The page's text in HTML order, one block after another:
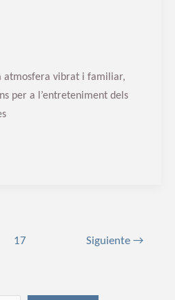
atmosfera vibrat i familiar,
per a l’entreteniment dels
17 Siguiente→